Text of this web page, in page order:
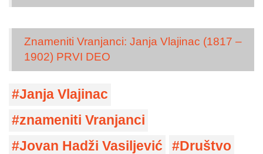
Znameniti Vranjanci: Janja Vlajinac (1817 –
1902) PRVI DEO
Janja Vlajinac
znameniti Vranjanci
Jovan Hadži Vasiljević
Društvo